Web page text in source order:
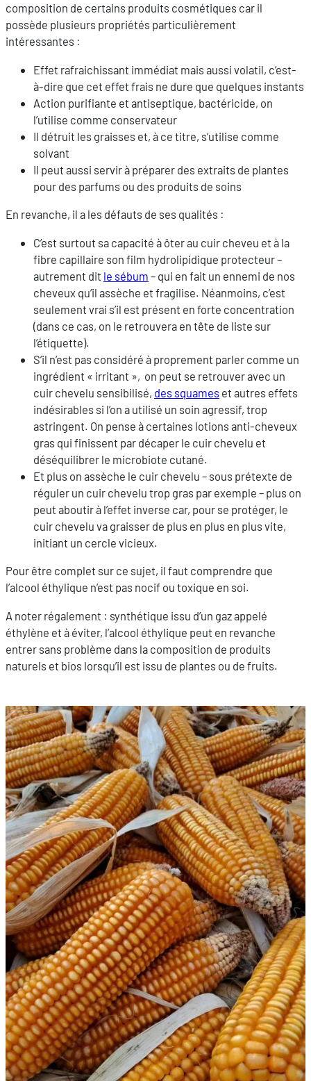
composition de certains produits cosmétiques car il
possède plusieurs propriétés particulièrement
intéressantes :
Effet rafraichissant immédiat mais aussi volatil, c’est-
à-dire que cet effet frais ne dure que quelques instants
Action purifiante et antiseptique, bactéricide, on
l’utilise comme conservateur
Il détruit les graisses et, à ce titre, s’utilise comme
solvant
Il peut aussi servir à préparer des extraits de plantes
pour des parfums ou des produits de soins
En revanche, il a les défauts de ses qualités :
C’est surtout sa capacité à ôter au cuir cheveu et à la
fibre capillaire son film hydrolipidique protecteur –
autrement dit le sébum – qui en fait un ennemi de nos
cheveux qu’il assèche et fragilise. Néanmoins, c’est
seulement vrai s’il est présent en forte concentration
(dans ce cas, on le retrouvera en tête de liste sur
l’étiquette).
S’il n’est pas considéré à proprement parler comme un
ingrédient « irritant », on peut se retrouver avec un
cuir chevelu sensibilisé, des squames et autres effets
indésirables si l’on a utilisé un soin agressif, trop
astringent. On pense à certaines lotions anti-cheveux
gras qui finissent par décaper le cuir chevelu et
déséquilibrer le microbiote cutané.
Et plus on assèche le cuir chevelu – sous prétexte de
réguler un cuir chevelu trop gras par exemple – plus on
peut aboutir à l’effet inverse car, pour se protéger, le
cuir chevelu va graisser de plus en plus en plus vite,
initiant un cercle vicieux.
Pour être complet sur ce sujet, il faut comprendre que
l’alcool éthylique n’est pas nocif ou toxique en soi.
A noter régalement : synthétique issu d’un gaz appelé
éthylène et à éviter, l’alcool éthylique peut en revanche
entrer sans problème dans la composition de produits
naturels et bios lorsqu’il est issu de plantes ou de fruits.